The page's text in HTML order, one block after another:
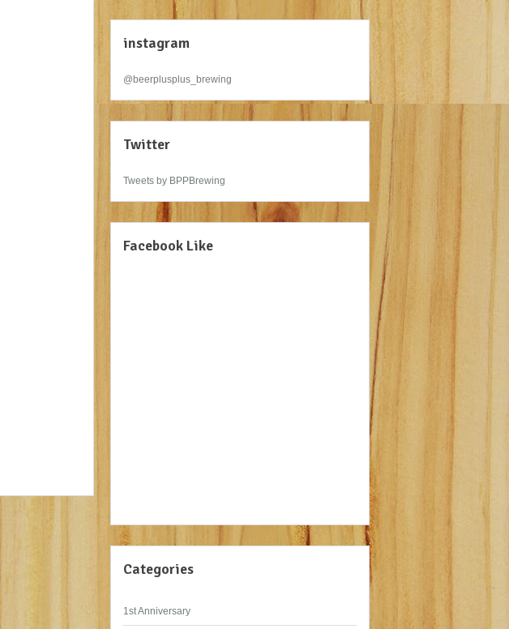
instagram
@beerplusplus_brewing
Twitter
Tweets by BPPBrewing
Facebook Like
Categories
1st Anniversary